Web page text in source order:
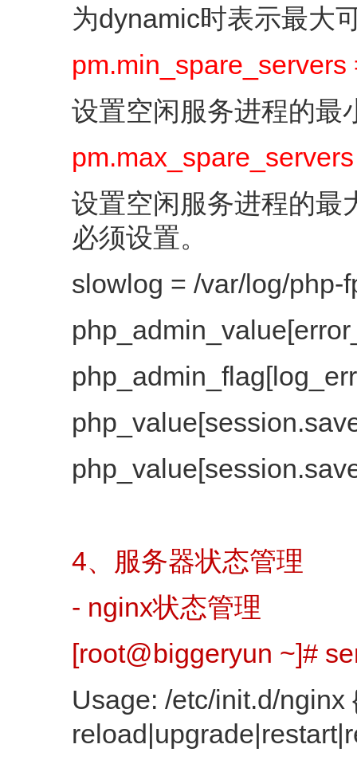
为dynamic时表示最大
pm.min_spare_servers
设置空闲服务进程的最
设置空闲服务进程的最
必须设置。
slowlog = /var/log/php-
4、服务器状态管理
- nginx状态管理
[root@biggeryun ~]#
Usage: /etc/init.d/